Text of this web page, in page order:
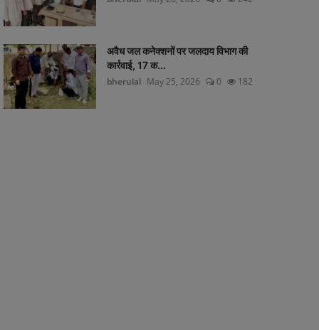
अवैध जल कनेक्शनों पर जलदाय विभाग की
कार्रवाई, 17 क...
bherulal May 25, 2026 0 182